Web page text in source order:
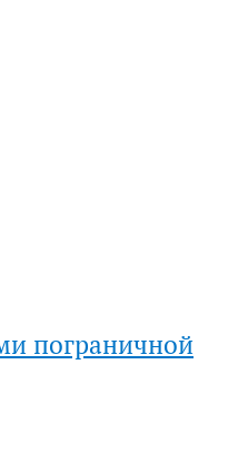
пограничной